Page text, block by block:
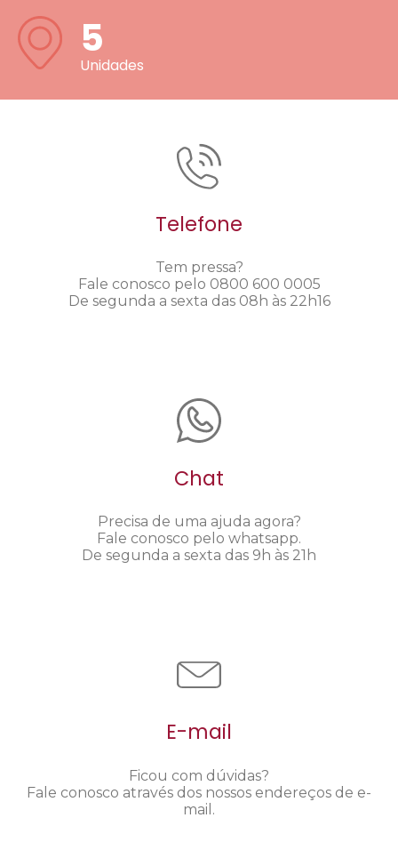
5
Unidades
Telefone
Tem pressa?
Fale conosco pelo 0800 600 0005
De segunda a sexta das 08h às 22h16
Chat
Precisa de uma ajuda agora?
Fale conosco pelo whatsapp.
De segunda a sexta das 9h às 21h
E-mail
Ficou com dúvidas?
Fale conosco através dos nossos endereços de e-
mail.